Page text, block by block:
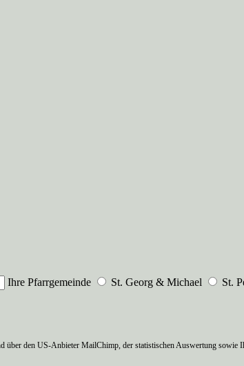
Ihre Pfarrgemeinde St. Georg & Michael St.
den US-Anbieter MailChimp, der statistischen Auswertung sowie